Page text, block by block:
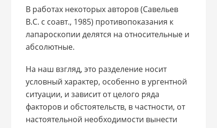
В работах некоторых авторов (Савельев
В.С. с соавт., 1985) противопоказания к
лапароскопии делятся на относительные и
абсолютные.
На наш взгляд, это разделение носит
условный характер, особенно в ургентной
ситуации, и зависит от целого ряда
факторов и обстоятельств, в частности, от
настоятельной необходимости вынести